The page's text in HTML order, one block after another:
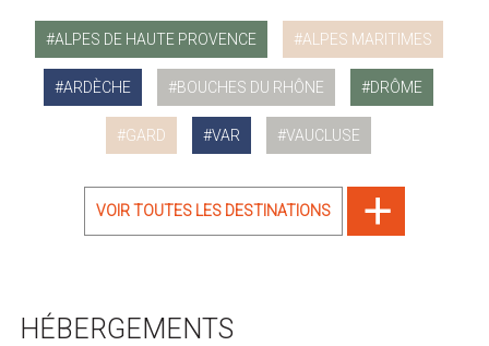
ALPES DE HAUTE PROVENCE ALPES MARITIMES
ARDÈCHE BOUCHES DU RHÔNE DRÔME
GARD VAR VAUCLUSE
VOIR TOUTES LES DESTINATIONS
HÉBERGEMENTS